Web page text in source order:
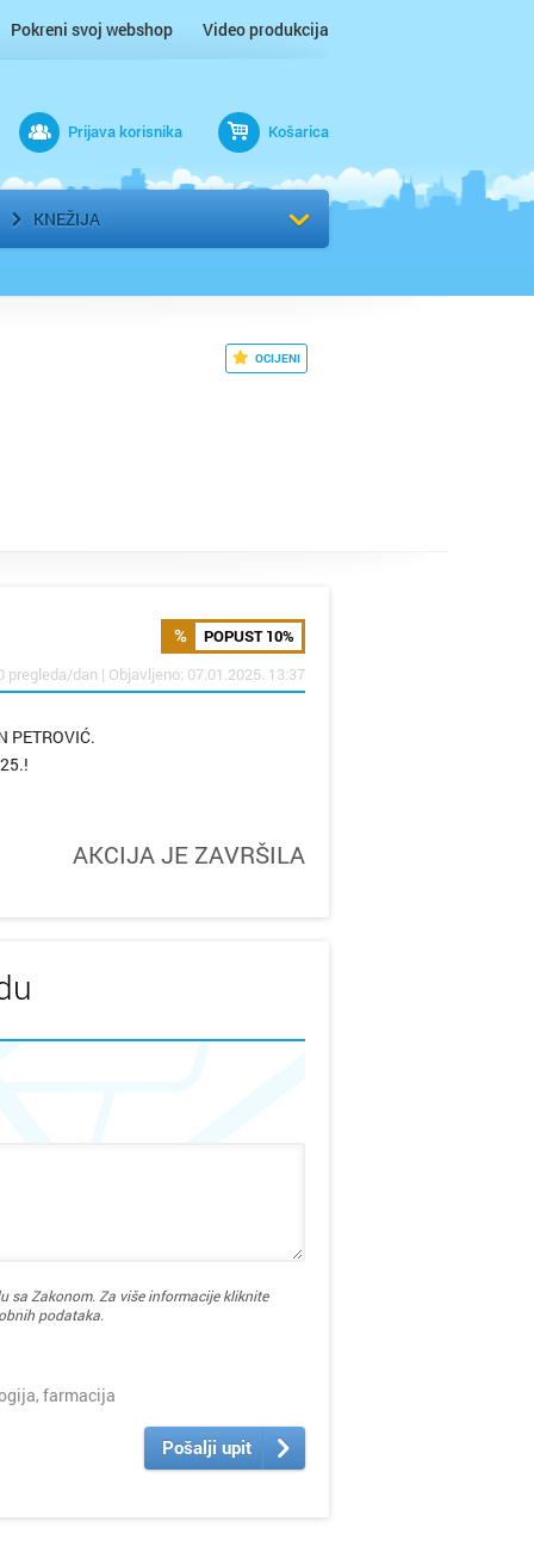
Pokreni svoj webshop Video produkcija
Prijava korisnika Košarica
KNEŽIJA
OCIJENI
POPUST 10%
pregleda/dan | Objavljeno: 07.01.2025. 13:37
PETROVIĆ.
AKCIJA JE ZAVRŠILA
sa Zakonom. Za više informacije kliknite
podataka.
farmacija
Pošalji upit